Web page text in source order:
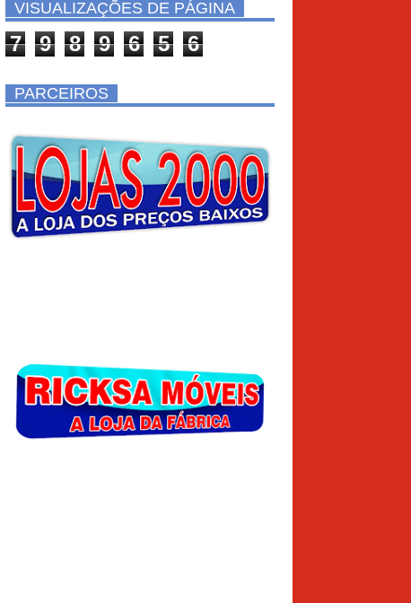
VISUALIZAÇÕES DE PÁGINA
7 9 8 9 6 5 6
PARCEIROS